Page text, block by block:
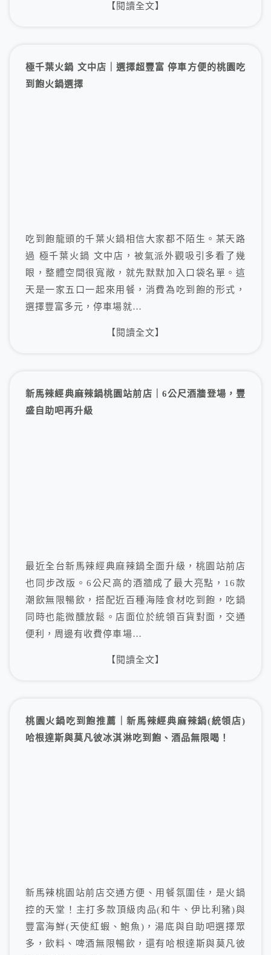
【閱讀全文】
極千葉火鍋 文中店｜選擇超豐富 停車方便的桃園吃
到飽火鍋選擇
吃到飽龍頭的千葉火鍋相信大家都不陌生。某天路
過 極千葉火鍋 文中店，被氣派外觀吸引多看了幾
眼，整體空間很寬敞，就先默默加入口袋名單。這
天是一家五口一起來用餐，消費為吃到飽的形式，
選擇豐富多元，停車場就…
【閱讀全文】
新馬辣經典麻辣鍋桃園站前店｜6公尺酒牆登場，豐
盛自助吧再升級
最近全台新馬辣經典麻辣鍋全面升級，桃園站前店
也同步改版。6公尺高的酒牆成了最大亮點，16款
潮飲無限暢飲，搭配近百種海陸食材吃到飽，吃鍋
同時也能微醺放鬆。店面位於統領百貨對面，交通
便利，周邊有收費停車場…
【閱讀全文】
桃園火鍋吃到飽推薦｜新馬辣經典麻辣鍋(統領店)
哈根達斯與莫凡彼冰淇淋吃到飽、酒品無限喝！
新馬辣桃園站前店交通方便、用餐氛圍佳，是火鍋
控的天堂！主打多款頂級肉品(和牛、伊比利豬)與
豐富海鮮(天使紅蝦、鮑魚)，湯底與自助吧選擇眾
多，飲料、啤酒無限暢飲，還有哈根達斯與莫凡彼